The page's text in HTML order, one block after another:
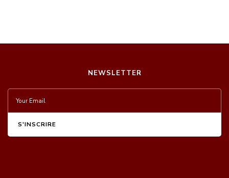
NEWSLETTER